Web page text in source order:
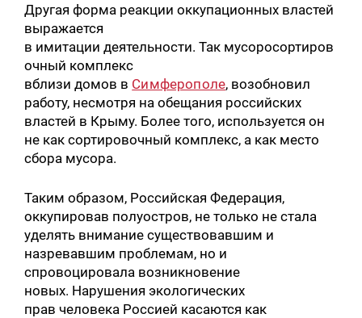
Другая форма реакции оккупационных властей
выражается
в имитации деятельности. Так мусоросортиров
очный комплекс
вблизи домов в Симферополе, возобновил
работу, несмотря на обещания российских
властей в Крыму. Более того, используется он
не как сортировочный комплекс, а как место
сбора мусора.
Таким образом, Российская Федерация,
оккупировав полуостров, не только не стала
уделять внимание существовавшим и
назревавшим проблемам, но и
спровоцировала возникновение
новых. Нарушения экологических
прав человека Россией касаются как